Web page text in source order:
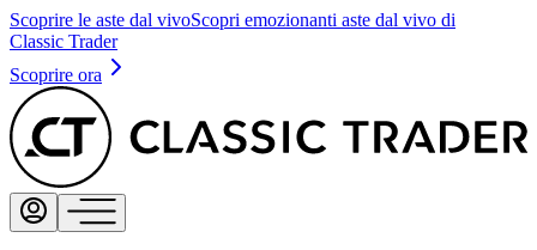
Scoprire le aste dal vivoScopri emozionanti aste dal vivo di
Classic Trader
Scoprire ora